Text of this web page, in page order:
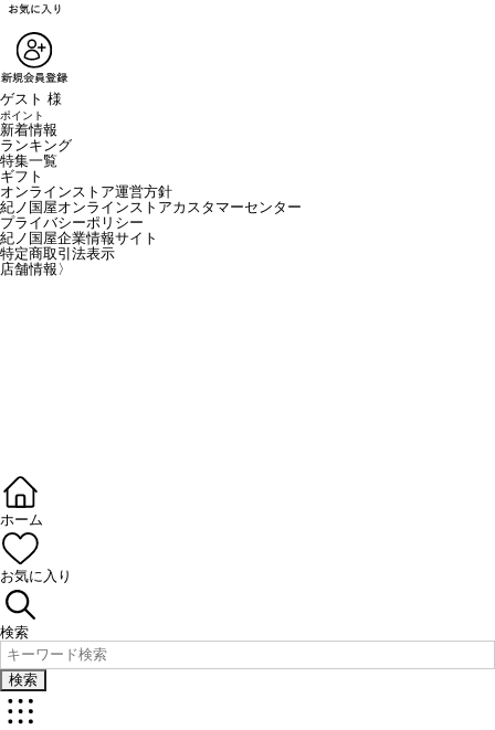
ゲスト 様
ポイント
新着情報
ランキング
特集一覧
ギフト
オンラインストア運営方針
紀ノ国屋オンラインストアカスタマーセンター
プライバシーポリシー
紀ノ国屋企業情報サイト
特定商取引法表示
店舗情報 〉
ホーム
お気に入り
検索
検索